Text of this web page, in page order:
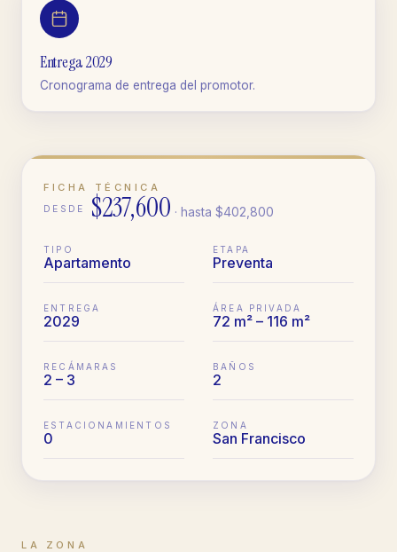
Entrega 2029
Cronograma de entrega del promotor.
FICHA TÉCNICA
DESDE $237,600 · hasta$402,800
TIPO
Apartamento
ETAPA
Preventa
ENTREGA
2029
ÁREA PRIVADA
72 m² – 116 m²
RECÁMARAS
2 – 3
BAÑOS
2
ESTACIONAMIENTOS
0
ZONA
San Francisco
LA ZONA